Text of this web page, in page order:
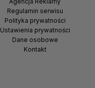
Regulamin serwisu
Polityka prywatności
Ustawienia prywatności
Dane osobowe
Kontakt